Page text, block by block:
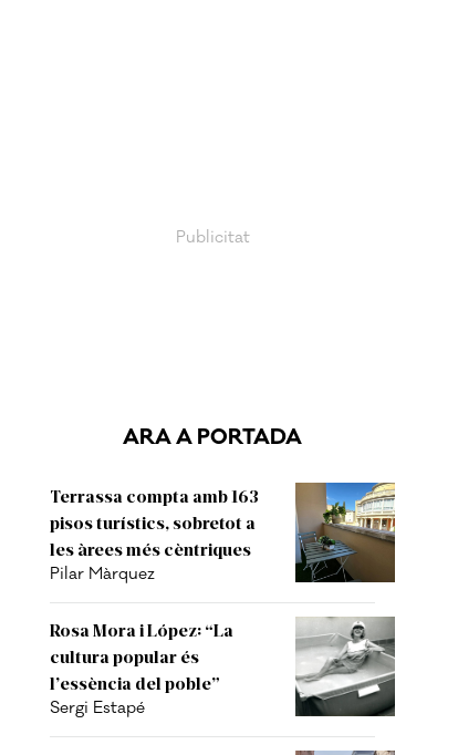
ARA A PORTADA
Terrassa compta amb 163
pisos turístics, sobretot a
les àrees més cèntriques
Pilar Màrquez
Rosa Mora i López: “La
cultura popular és
l’essència del poble”
Sergi Estapé